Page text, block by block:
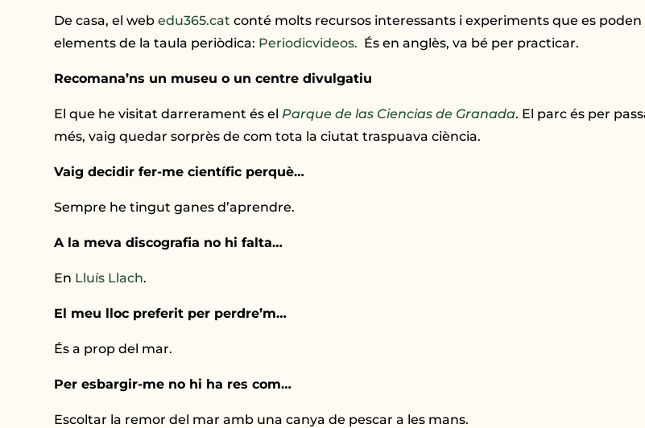
De casa, el web edu365.cat conté molts recursos interessants i experiments que es
elements de la taula periòdica: Periodicvideos. És en anglès, va bé per practicar.
Recomana’ns un museu o un centre divulgatiu
El que he visitat darrerament és el Parque de las Ciencias de Granada. El parc és per
més, vaig quedar sorprès de com tota la ciutat traspuava ciència.
Vaig decidir fer-me científic perquè…
Sempre he tingut ganes d’aprendre.
A la meva discografia no hi falta…
En Lluís Llach.
El meu lloc preferit per perdre’m…
És a prop del mar.
Per esbargir-me no hi ha res com…
Escoltar la remor del mar amb una canya de pescar a les mans.